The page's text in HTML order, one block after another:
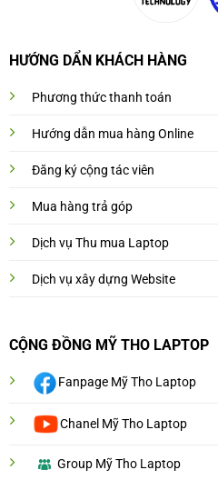
HƯỚNG DẨN KHÁCH HÀNG
Phương thức thanh toán
Hướng dẫn mua hàng Online
Đăng ký cộng tác viên
Mua hàng trả góp
Dịch vụ Thu mua Laptop
Dịch vụ xây dựng Website
CỘNG ĐỒNG MỸ THO LAPTOP
Fanpage Mỹ Tho Laptop
Chanel Mỹ Tho Laptop
Group Mỹ Tho Laptop